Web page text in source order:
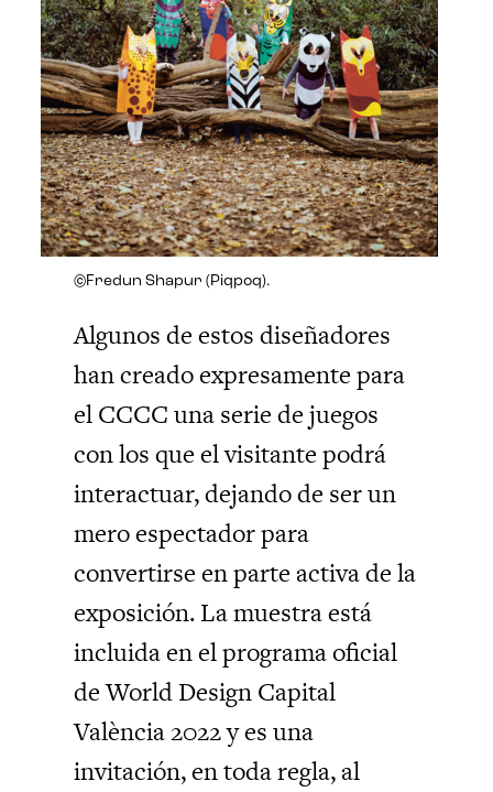
©Fredun Shapur (Piqpoq).
Algunos de estos diseñadores
han creado expresamente para
el CCCC una serie de juegos
con los que el visitante podrá
interactuar, dejando de ser un
mero espectador para
convertirse en parte activa de la
exposición. La muestra está
incluida en el programa oficial
de World Design Capital
València 2022 y es una
invitación, en toda regla, al